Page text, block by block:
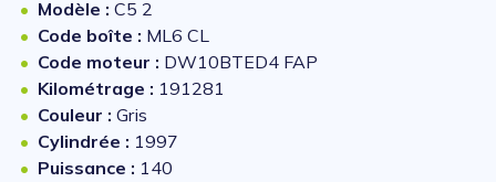
Modèle : C5 2
Code boîte : ML6 CL
Code moteur : DW10BTED4 FAP
Kilométrage : 191281
Couleur : Gris
Cylindrée : 1997
Puissance : 140